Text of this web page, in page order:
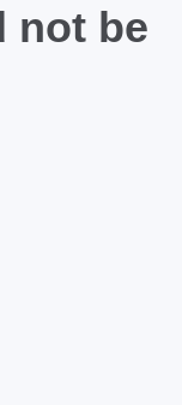
not be